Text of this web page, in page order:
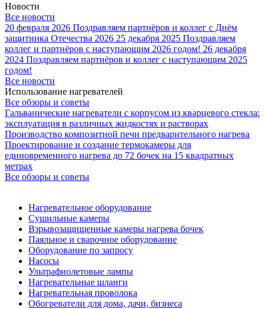
Новости
Все новости
20 февраля 2026 Поздравляем партнёров и коллег с Днём
защитника Отечества 2026 25 декабря 2025 Поздравляем
коллег и партнёров с наступающим 2026 годом! 26 декабря
2024 Поздравляем партнёров и коллег с наступающим 2025
годом!
Все новости
Использование нагревателей
Все обзоры и советы
Гальванические нагреватели с корпусом из кварцевого стекла:
эксплуатация в различных жидкостях и растворах
Производство композитной печи предварительного нагрева
Проектирование и создание термокамеры для
единовременного нагрева до 72 бочек на 15 квадратных
метрах
Все обзоры и советы
Нагревательное оборудование
Сушильные камеры
Взрывозащищенные камеры нагрева бочек
Паяльное и сварочное оборудование
Оборудование по запросу
Насосы
Ультрафиолетовые лампы
Нагревательные шланги
Нагревательная проволока
Обогреватели для дома, дачи, бизнеса